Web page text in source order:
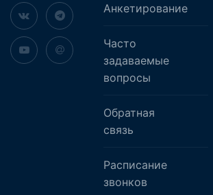
Анкетирование
Часто
задаваемые
вопросы
Обратная
связь
Расписание
звонков